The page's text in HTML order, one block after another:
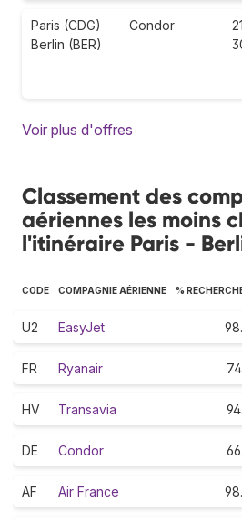
Paris (CDG)
Berlin (BER)
Condor
Voir plus d'offres
Classement des
aériennes les moins
l'itinéraire Paris -
CODE COMPAGNIE AÉRIENNE %
U2 EasyJet
FR Ryanair
HV Transavia
DE Condor
AF Air France